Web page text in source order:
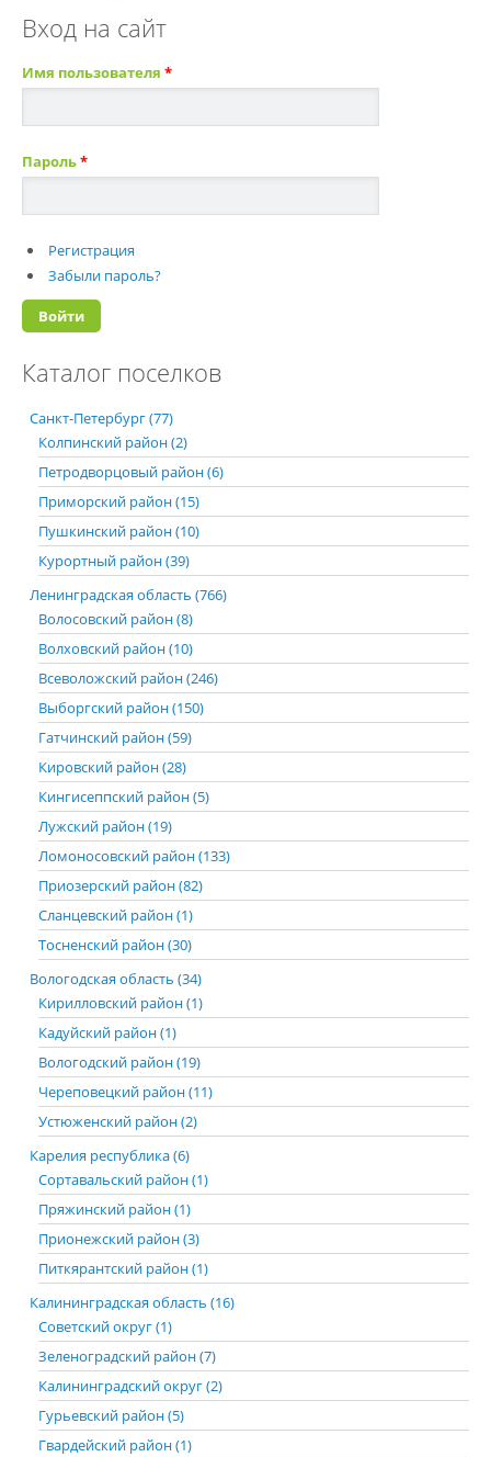
Вход на сайт
Имя пользователя *
Пароль*
Регистрация
Забыли пароль?
Каталог поселков
Санкт-Петербург (77)
Колпинский район (2)
Петродворцовый район (6)
Приморский район (15)
Пушкинский район (10)
Курортный район (39)
Ленинградская область (766)
Волосовский район (8)
Волховский район (10)
Всеволожский район (246)
Выборгский район (150)
Гатчинский район (59)
Кировский район (28)
Кингисеппский район (5)
Лужский район (19)
Ломоносовский район (133)
Приозерский район (82)
Сланцевский район (1)
Тосненский район (30)
Вологодская область (34)
Кирилловский район (1)
Кадуйский район (1)
Вологодский район (19)
Череповецкий район (11)
Устюженский район (2)
Карелия республика (6)
Сортавальский район (1)
Пряжинский район (1)
Прионежский район (3)
Питкярантский район (1)
Калининградская область (16)
Советский округ (1)
Зеленоградский район (7)
Калининградский округ (2)
Гурьевский район (5)
Гвардейский район (1)